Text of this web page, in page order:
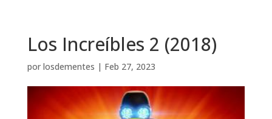
Los Increíbles 2 (2018)
por losdementes | Feb 27, 2023